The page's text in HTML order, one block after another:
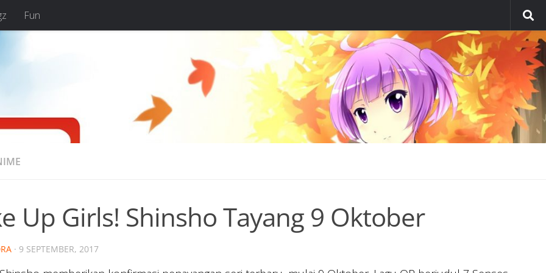
Fun
Up Girls! Shinsho Tayang 9 Oktober
· 9 SEPTEMBER, 2017